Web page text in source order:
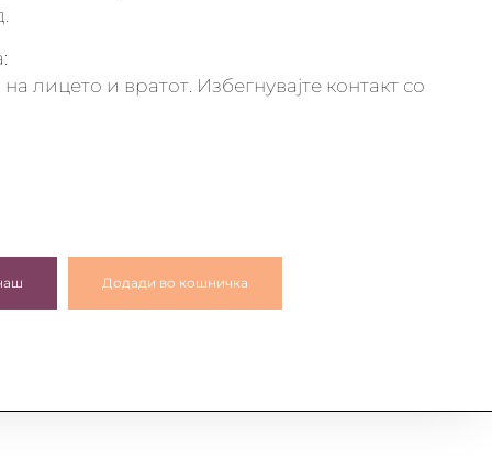
лицето и вратот. Избегнувајте контакт со
Додади во кошничка